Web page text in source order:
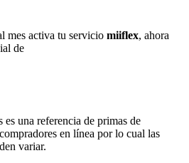
mes activa tu servicio miiflex, ahora
de
una referencia de primas de
en línea por lo cual las
variar.